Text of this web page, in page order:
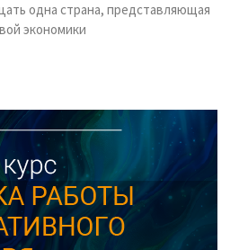
одна страна, представляющая
экономики